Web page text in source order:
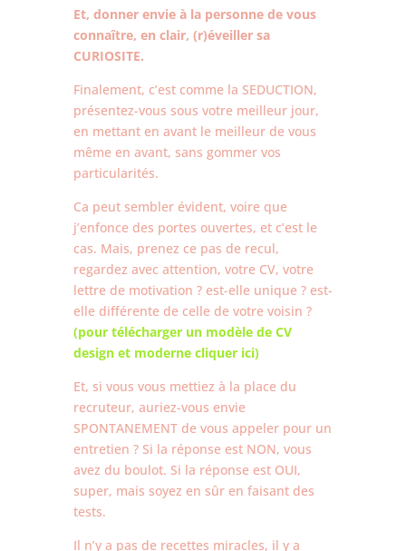
Et, donner envie à la personne de vous
connaître, en clair, (r)éveiller sa
CURIOSITE.
Finalement, c’est comme la SEDUCTION,
présentez-vous sous votre meilleur jour,
en mettant en avant le meilleur de vous
même en avant, sans gommer vos
particularités.
Ca peut sembler évident, voire que
j’enfonce des portes ouvertes, et c’est le
cas. Mais, prenez ce pas de recul,
regardez avec attention, votre CV, votre
lettre de motivation ? est-elle unique ? est-
elle différente de celle de votre voisin ?
(pour télécharger un modèle de CV
design et moderne cliquer ici)
Et, si vous vous mettiez à la place du
recruteur, auriez-vous envie
SPONTANEMENT de vous appeler pour un
entretien ? Si la réponse est NON, vous
avez du boulot. Si la réponse est OUI,
super, mais soyez en sûr en faisant des
tests.
Il n’y a pas de recettes miracles, il y a